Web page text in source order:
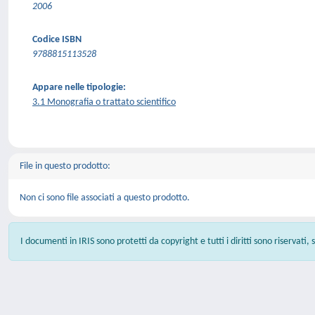
2006
Codice ISBN
9788815113528
Appare nelle tipologie:
3.1 Monografia o trattato scientifico
File in questo prodotto:
Non ci sono file associati a questo prodotto.
I documenti in IRIS sono protetti da copyright e tutti i diritti sono riservati,